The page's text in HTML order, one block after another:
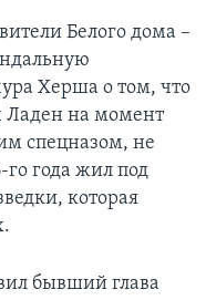
Белого дома –
Херша о том, что
Ладен на момент
спецназом, не
го года жил под
которая
бывший глава